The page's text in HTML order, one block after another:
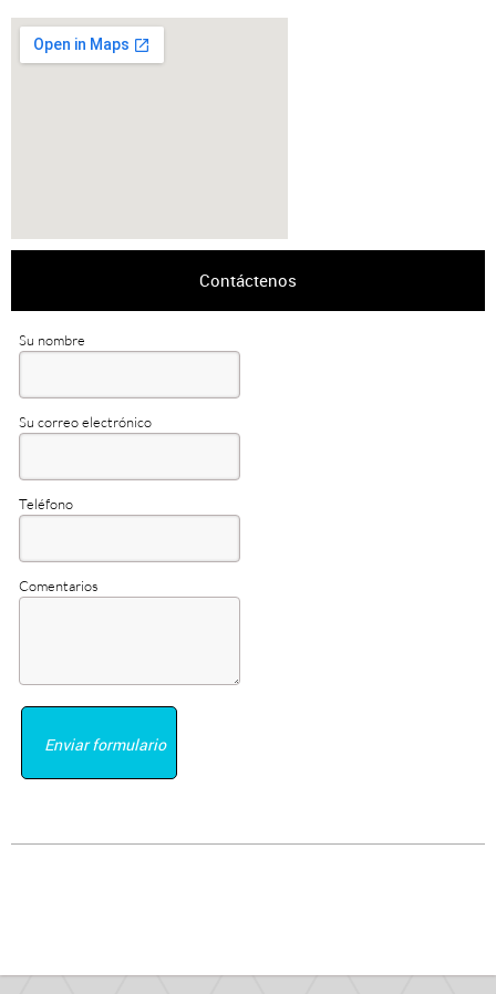
Contáctenos
Su nombre
Su correo electrónico
Teléfono
Comentarios
Enviar formulario